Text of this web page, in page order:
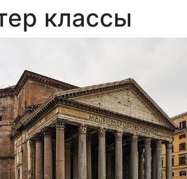
классы